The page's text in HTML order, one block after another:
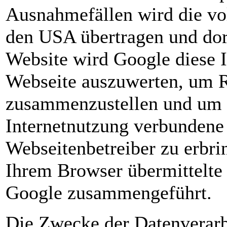
Ausnahmefällen wird die
den USA übertragen und
Website wird Google diese
Webseite auszuwerten, um
zusammenzustellen und
Internetnutzung
Webseitenbetreiber zu
Ihrem Browser
Google zusammengeführt.